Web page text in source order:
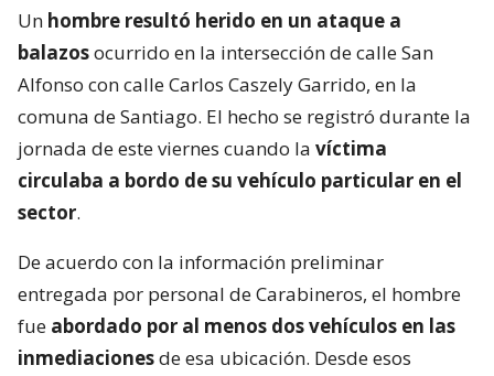
Un hombre resultó herido en un ataque a
balazosocurrido en la intersección de calle San
Alfonso con calle Carlos Caszely Garrido, en la
comuna de Santiago. El hecho se registró durante la
jornada de este viernes cuando la víctima
circulaba a bordo de su vehículo particular en el
sector.
De acuerdo con la información preliminar
entregada por personal de Carabineros, el hombre
fue abordado por al menos dos vehículos en las
inmediacionesde esa ubicación. Desde esos